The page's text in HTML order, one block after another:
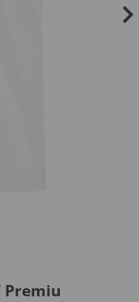
Premiu